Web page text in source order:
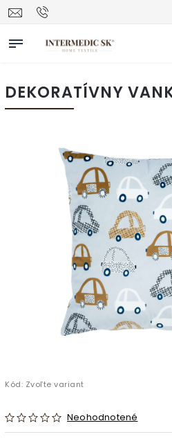
DEKORATÍVNY
Kód: Zvoľte variant
Neohodnotené